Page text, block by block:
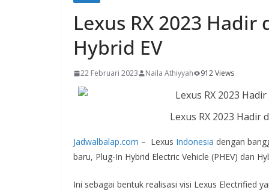
Lexus RX 2023
Hybrid EV
22 Februari 2023 Naila Athiyyah 912 Views
Lexus RX 2023 Hadir
Jadwalbalap.com – Lexus Indonesia dengan
baru, Plug-In Hybrid Electric Vehicle (PHEV) dan
Ini sebagai bentuk realisasi visi Lexus Electrified